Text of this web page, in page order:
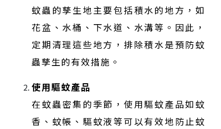
蚊蟲的孳生地主要包括積水的地方，如
花盆、水桶、下水道、水溝等。因此，
定期清理這些地方，排除積水是預防蚊
蟲孳生的有效措施。
使用驅蚊產品
在蚊蟲密集的季節，使用驅蚊產品如蚊
香、蚊帳、驅蚊液等可以有效地防止蚊